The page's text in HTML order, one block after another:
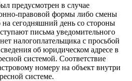
предусмотрен в случае
правовой формы либо смены
сегодняшний день со стороны
письма уведомительного
налогоплательщика с просьбой
об юридическом адресе в
системой. Соответствие
номеру на объект внутри
системе.